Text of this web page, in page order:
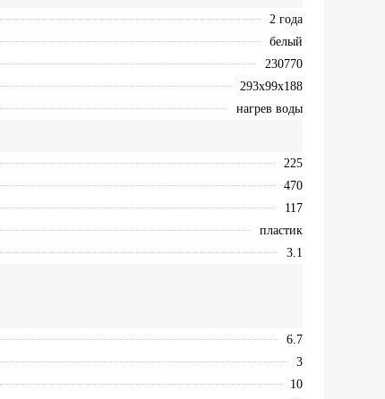
2 года
белый
230770
293х99х188
нагрев воды
225
470
117
пластик
3.1
6.7
3
10